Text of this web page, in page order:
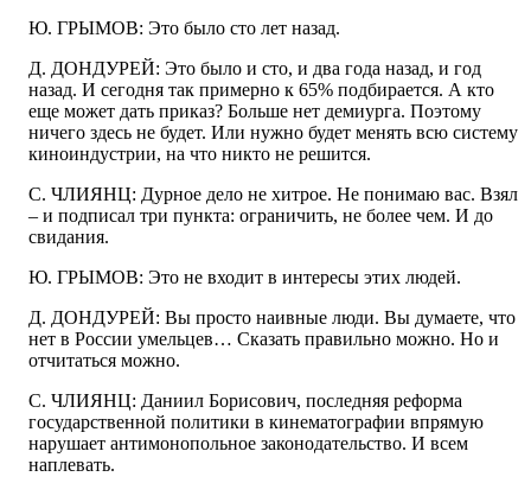
Ю. ГРЫМОВ: Это было сто лет назад.
Д. ДОНДУРЕЙ: Это было и сто, и два года назад, и год
назад. И сегодня так примерно к 65% подбирается. А кто
еще может дать приказ? Больше нет демиурга. Поэтому
ничего здесь не будет. Или нужно будет менять всю систему
киноиндустрии, на что никто не решится.
С. ЧЛИЯНЦ: Дурное дело не хитрое. Не понимаю вас. Взял
– и подписал три пункта: ограничить, не более чем. И до
свидания.
Ю. ГРЫМОВ: Это не входит в интересы этих людей.
Д. ДОНДУРЕЙ: Вы просто наивные люди. Вы думаете, что
нет в России умельцев… Сказать правильно можно. Но и
отчитаться можно.
С. ЧЛИЯНЦ: Даниил Борисович, последняя реформа
государственной политики в кинематографии впрямую
нарушает антимонопольное законодательство. И всем
наплевать.